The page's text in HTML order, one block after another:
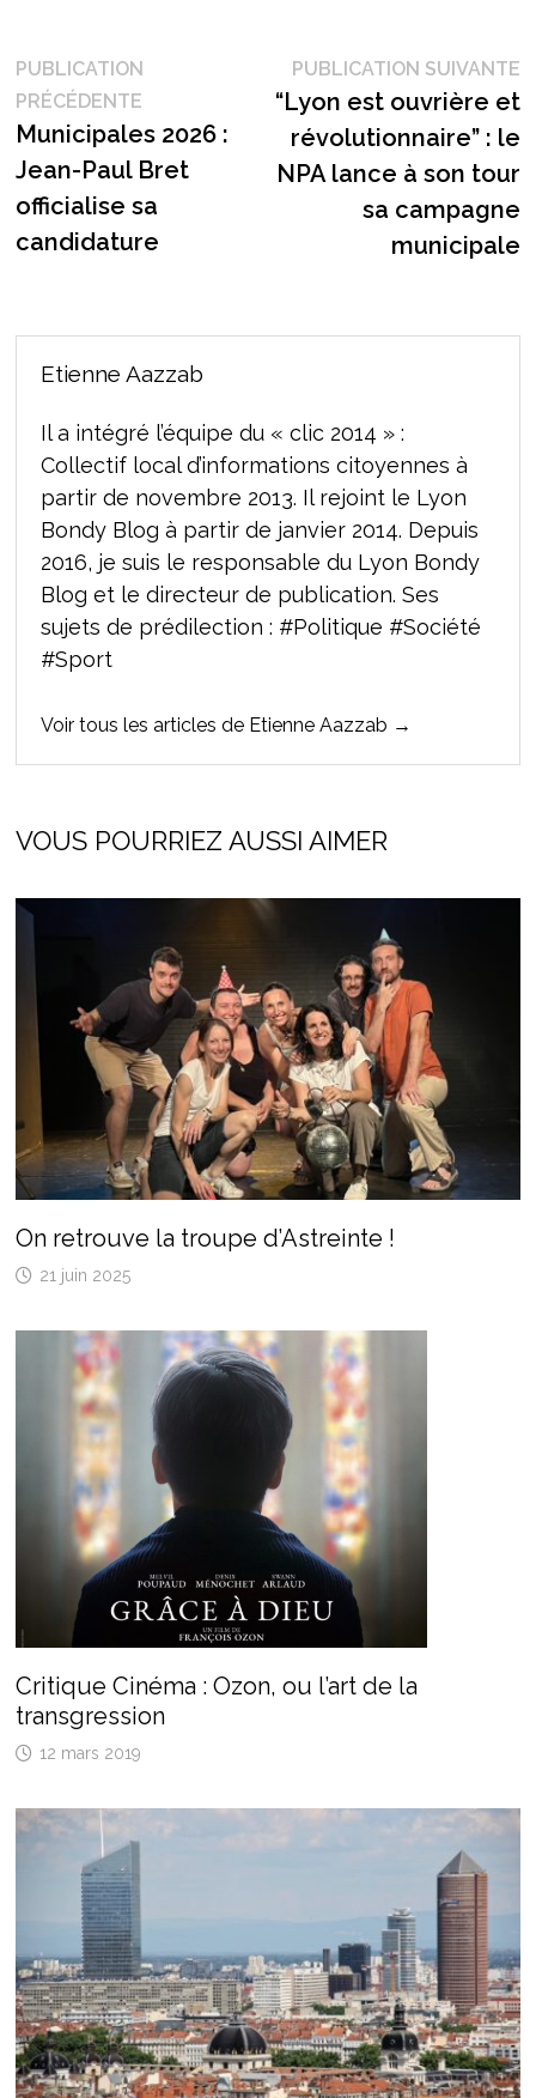
Navigation
de
l’article
PUBLICATION
PRÉCÉDENTEPublication
précédente :
Municipales 2026 :
Jean-Paul Bret
officialise sa
candidature
PUBLICATION SUIVANTE
“Lyon est ouvrière et
révolutionnaire” : le
NPA lance à son tour
sa campagne
municipale
Etienne Aazzab
Il a intégré l’équipe du « clic 2014 » :
Collectif local d’informations citoyennes à
partir de novembre 2013. Il rejoint le Lyon
Bondy Blog à partir de janvier 2014. Depuis
2016, je suis le responsable du Lyon Bondy
Blog et le directeur de publication. Ses
sujets de prédilection : #Politique #Société
#Sport
Voir tous les articles de Etienne Aazzab →
VOUS POURRIEZ AUSSI AIMER
On retrouve la troupe d’Astreinte !
21 juin 2025
Critique Cinéma : Ozon, ou l’art de la
transgression
12 mars 2019